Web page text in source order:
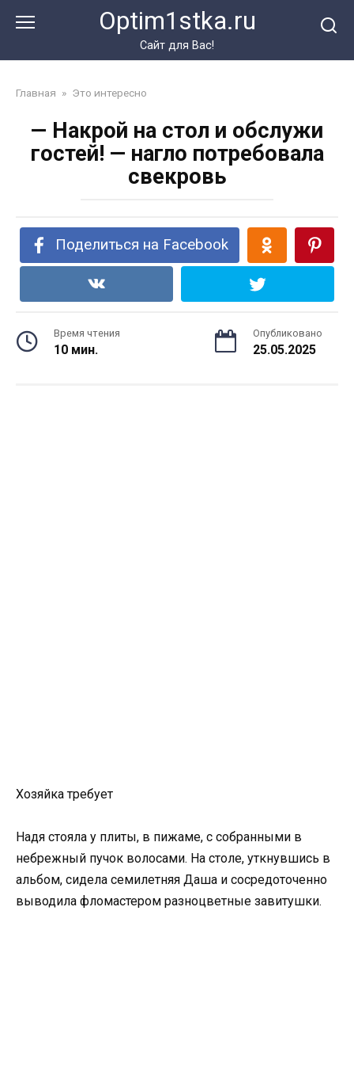
Optim1stka.ru
Сайт для Вас!
Главная » Это интересно
— Накрой на стол и обслужи
гостей! — нагло потребовала
свекровь
Поделиться на Facebook
Время чтения
10 мин.
Опубликовано
25.05.2025
Хозяйка требует
Надя стояла у плиты, в пижаме, с собранными в
небрежный пучок волосами. На столе, уткнувшись в
альбом, сидела семилетняя Даша и сосредоточенно
выводила фломастером разноцветные завитушки.